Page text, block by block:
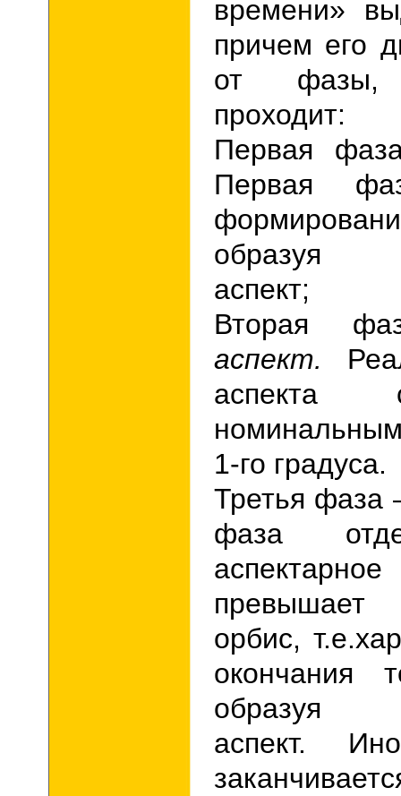
времени»
причем его
от фазы,
проходит:
Первая
Первая
аспект;
Вторая
аспект.
аспекта
1-го градуса.
Третья фаза
фаза
орбис,
окончания
аспект.